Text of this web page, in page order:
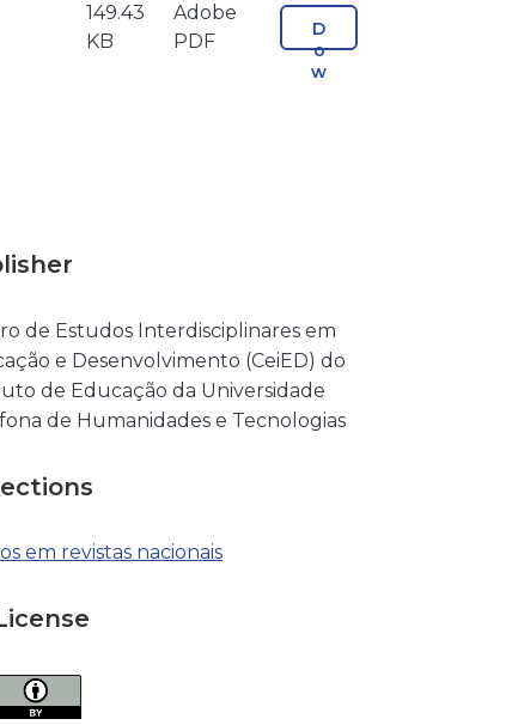
149.43
KB
Adobe
PDF
D
o
w
de Estudos Interdisciplinares em
e Desenvolvimento (CeiED) do
de Educação da Universidade
de Humanidades e Tecnologias
em revistas nacionais